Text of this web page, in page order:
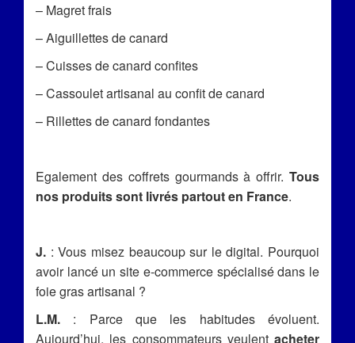
– Magret frais
– Aiguillettes de canard
– Cuisses de canard confites
– Cassoulet artisanal au confit de canard
– Rillettes de canard fondantes
Egalement des coffrets gourmands à offrir. Tous
nos produits sont livrés partout en France.
J. : Vous misez beaucoup sur le digital. Pourquoi
avoir lancé un site e-commerce spécialisé dans le
foie gras artisanal ?
L.M. : Parce que les habitudes évoluent.
Aujourd’hui, les consommateurs veulent acheter